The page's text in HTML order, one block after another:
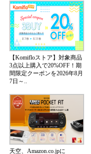
【Komifloストア】対象商品
3点以上購入で20%OFF！期
間限定クーポンを2026年8月
7日～..
天空、Amazon.co.jpに